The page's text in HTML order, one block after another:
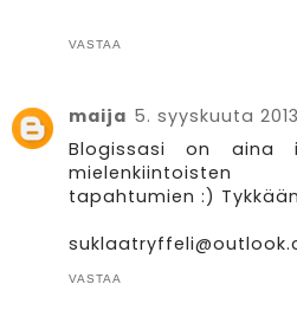
VASTAA
maija 5. syyskuuta
Blogissasi on aina
tapahtumien :)
VASTAA